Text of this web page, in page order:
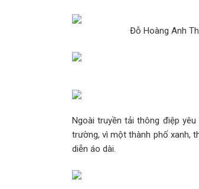
Gây Ấn Tượng Khi
đuổi ánh đèn sân
Đỗ Hoàng Anh
Ngoài truyền tải thông điệp
trường, vì một thành phố xanh,
diễn áo dài.